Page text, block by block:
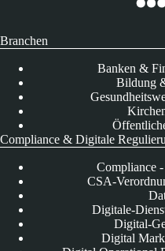
Branchen
Banken &
Bildung
Compliance & Digitale
Compliance
CSA-
Digitale-
Digital-
Digital